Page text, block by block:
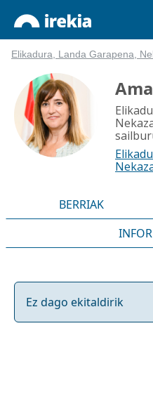
Elikadura, Landa Garapena,
BERRIAK
Ez dago ekitaldirik